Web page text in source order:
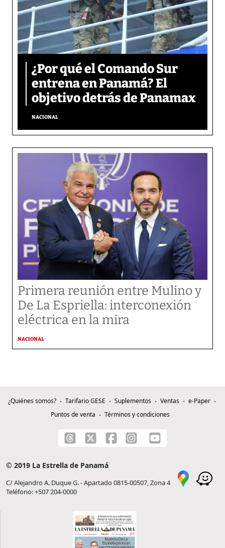
¿Por qué el Comando Sur
entrena en Panamá? El
objetivo detrás de Panamax
NACIONAL
Primera reunión entre Mulino y
De La Espriella: interconexión
eléctrica en la mira
NACIONAL
¿Quiénes somos? Tarifario GESE Suplementos Ventas
e-Paper
Puntos de venta
Términos y condiciones
© 2019 La Estrella de Panamá
C/ Alejandro A. Duque G. - Apartado 0815-00507, Zona 4
Teléfono: +507 204-0000